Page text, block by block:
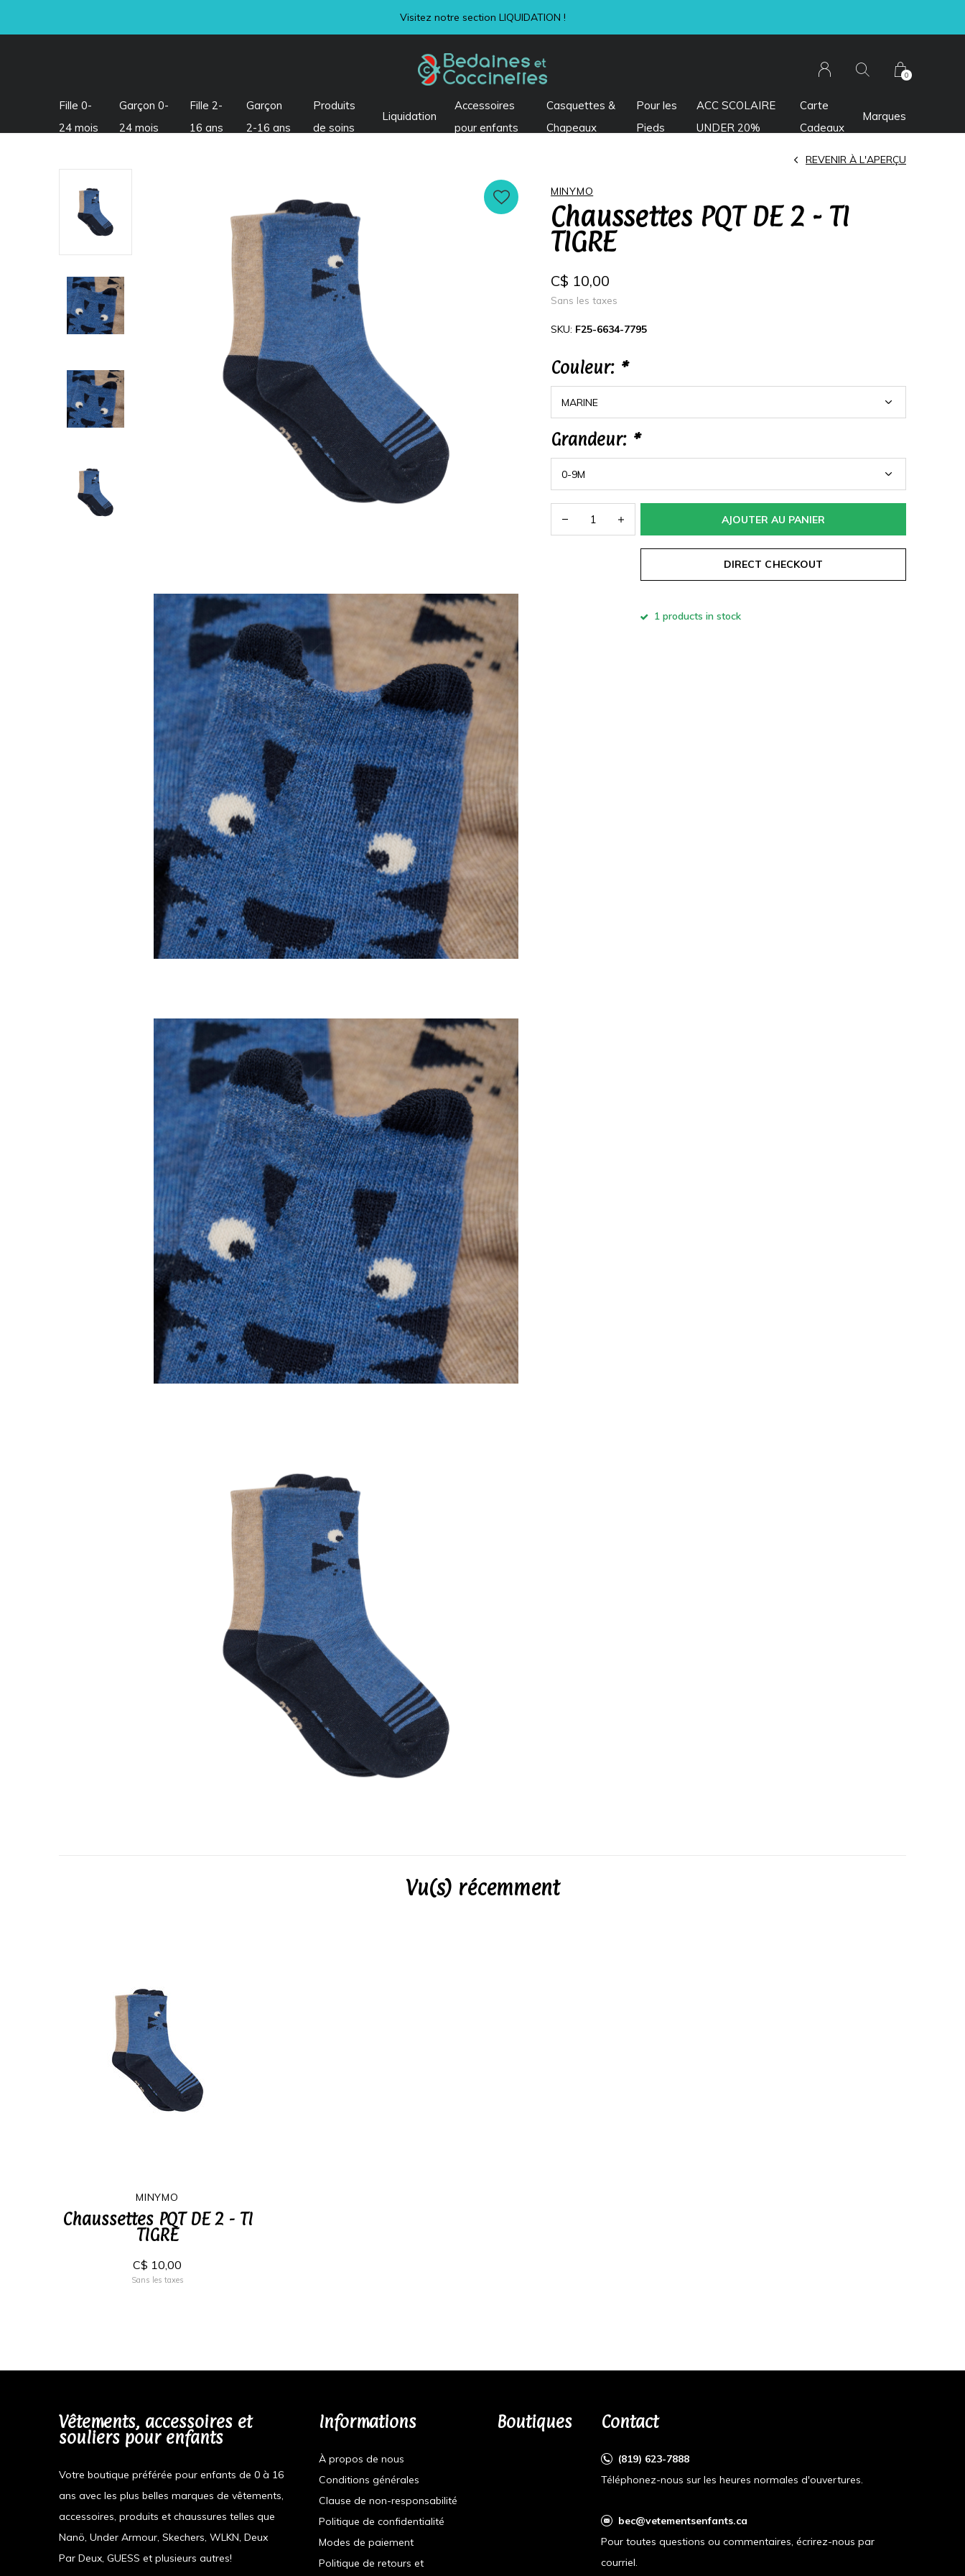
Fille 0-
24 mois
Garçon 0-
24 mois
Fille 2-
16 ans
Garçon
2-16 ans
Produits
de soins
Liquidation
Accessoires
pour enfants
Casquettes &
Chapeaux
Pour les
Pieds
ACC SCOLAIRE
UNDER 20%
Carte
Cadeaux
Marques
0
Visitez notre section LIQUIDATION !
MINYMO
Chaussettes PQT DE 2 - TI
TIGRE
REVENIR À L'APERÇU
C$ 10,00
Sans les taxes
SKU: F25-6634-7795
Couleur: *
Grandeur: *
AJOUTER AU PANIER
DIRECT CHECKOUT
1 products in stock
Vu(s) récemment
MINYMO
Chaussettes PQT DE 2 - TI
TIGRE
C$ 10,00
Sans les taxes
Vêtements, accessoires et
souliers pour enfants
Votre boutique préférée pour enfants de 0 à 16
ans avec les plus belles marques de vêtements,
accessoires, produits et chaussures telles que
Nanö, Under Armour, Skechers, WLKN, Deux
Par Deux, GUESS et plusieurs autres!
Informations
À propos de nous
Conditions générales
Clause de non-responsabilité
Politique de confidentialité
Modes de paiement
Politique de retours et
Boutiques Contact
(819) 623-7888
Téléphonez-nous sur les heures normales d'ouvertures.
bec@vetementsenfants.ca
Pour toutes questions ou commentaires, écrirez-nous par
courriel.